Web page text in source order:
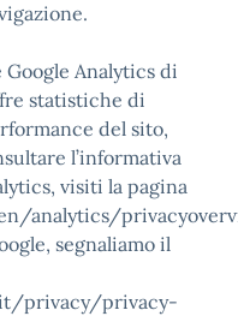
Analytics di
statistiche di
del sito,
l’informativa
visiti la pagina
analytics/
segnaliamo il
privacy/privacy-